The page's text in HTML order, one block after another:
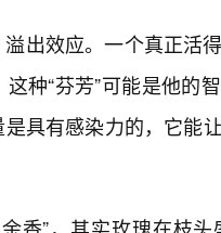
出效应。一个真正活
种“芬芳”可能是他的
具有感染力的，它能
香”，其实玫瑰在枝